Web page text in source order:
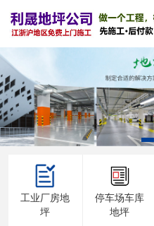
工业厂房地
坪
停车场车库
地坪